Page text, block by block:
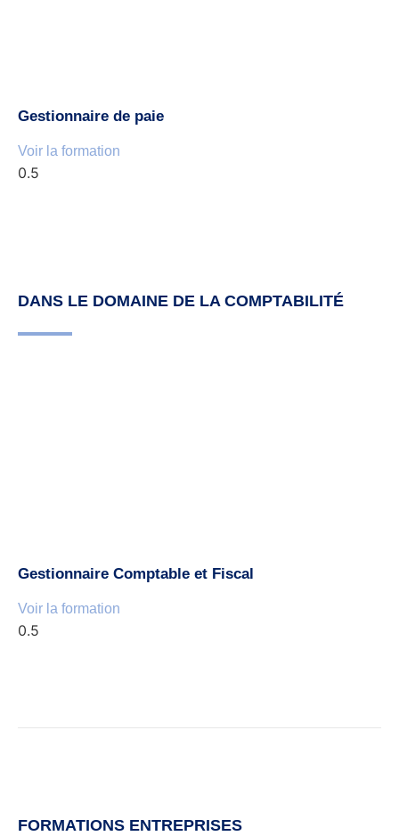
Gestionnaire de paie
Voir la formation
DANS LE DOMAINE DE LA COMPTABILITÉ
Gestionnaire Comptable et Fiscal
Voir la formation
FORMATIONS ENTREPRISES